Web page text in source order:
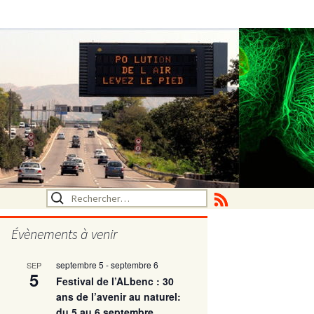
Rechercher :
Évènements à venir
SEP
5
septembre 5 -septembre 6
Festival de l’ALbenc : 30
ans de l’avenir au naturel: